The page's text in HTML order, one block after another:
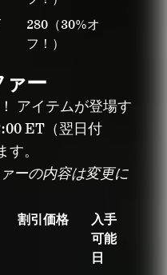
280（30%オ
フ！）
ー
アイテムが登場す
ET（翌日付
。
ーの内容は変更に
割引価格
入手
可能
日